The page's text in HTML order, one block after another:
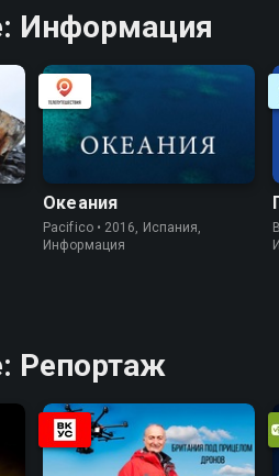
Информация
Океания
Pacifico • 2016, Испания,
Информация
Репортаж